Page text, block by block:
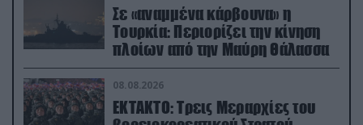
Σε «αναμμένα κάρβουνα» η
Τουρκία: Περιορίζει την κίνηση
πλοίων από την Μαύρη Θάλασσα
08.08.2026
ΕΚΤΑΚΤΟ: Τρεις Μεραρχίες του